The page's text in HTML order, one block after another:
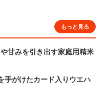
もっと見る
甘みを引き出す家庭用精米
手がけたカード入りウエハ